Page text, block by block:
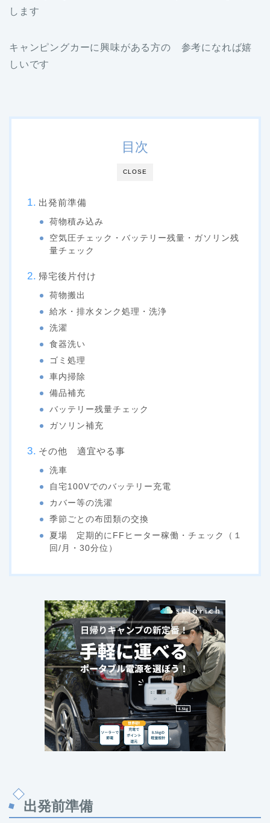
します
キャンピングカーに興味がある方の 参考になれば嬉
しいです
CLOSE
目次
出発前準備
荷物積み込み
空気圧チェック・バッテリー残量・ガソリン残
量チェック
帰宅後片付け
荷物搬出
給水・排水タンク処理・洗浄
洗濯
食器洗い
ゴミ処理
車内掃除
備品補充
バッテリー残量チェック
ガソリン補充
その他 適宜やる事
洗車
自宅100Vでのバッテリー充電
カバー等の洗濯
季節ごとの布団類の交換
夏場 定期的にFFヒーター稼働・チェック（１
回/月・30分位）
出発前準備